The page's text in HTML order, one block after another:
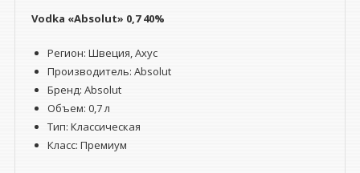
Vodka «Absolut» 0,7 40%
Регион: Швеция, Ахус
Производитель: Absolut
Бренд: Absolut
Объем: 0,7 л
Тип: Классическая
Класс: Премиум